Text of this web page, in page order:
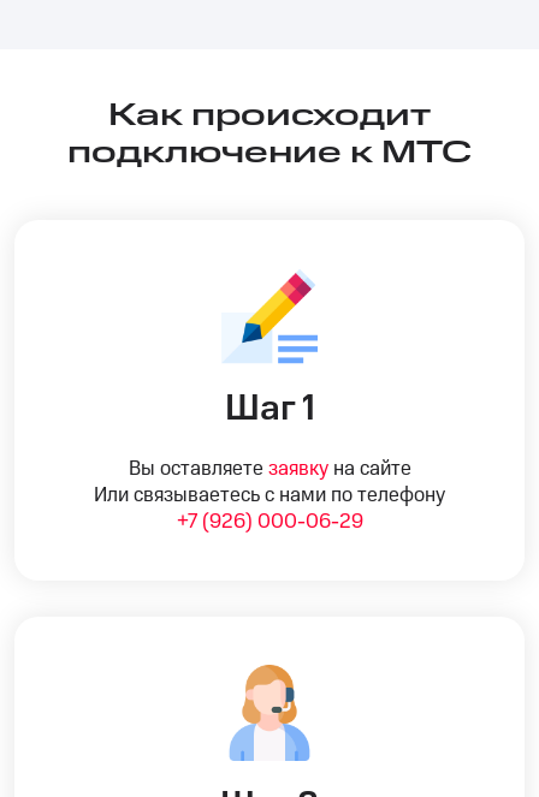
Как происходит
подключение к МТС
Шаг 1
Вы оставляете заявкуна сайте
Или связываетесь с нами по телефону
+7 (926) 000-06-29